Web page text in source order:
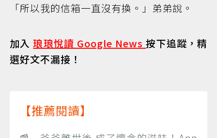
「所以我的信箱一直沒有換。」弟弟說。
加入琅琅悅讀 Google News按下追蹤，精
選好文不漏接！
【推薦閱讀】